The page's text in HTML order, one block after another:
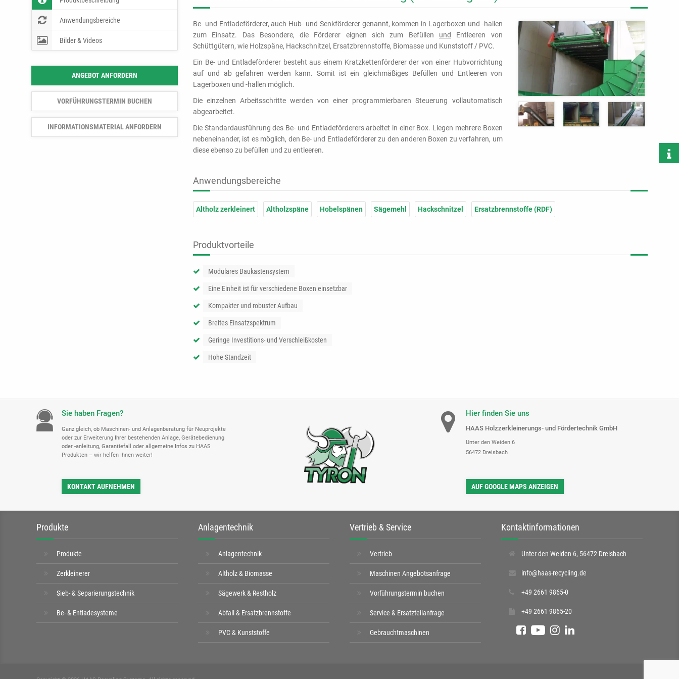
Anwendungsbereiche
Bilder & Videos
ANGEBOT ANFORDERN
VORFÜHRUNGSTERMIN BUCHEN
INFORMATIONSMATERIAL ANFORDERN
Be- und Entladeförderer, auch Hub- und Senkförderer genannt, kommen in Lagerboxen und -hallen
zum Einsatz. Das Besondere, die Förderer eignen sich zum Befüllen und
Entleeren von
Schüttgütern, wie Holzspäne, Hackschnitzel, Ersatzbrennstoffe, Biomasse und Kunststoff / PVC.
Ein Be- und Entladeförderer besteht aus einem Kratzkettenförderer der von einer Hubvorrichtung
auf und ab gefahren werden kann. Somit ist ein gleichmäßiges Befüllen und Entleeren von
Lagerboxen und -hallen möglich.
Die einzelnen Arbeitsschritte werden von einer programmierbaren Steuerung vollautomatisch
abgearbeitet.
Die Standardausführung des Be- und Entladeförderers arbeitet in einer Box. Liegen mehrere Boxen
nebeneinander, ist es möglich, den Be- und Entladeförderer zu den anderen Boxen zu verfahren, um
diese ebenso zu befüllen und zu entleeren.
Anwendungsbereiche
Altholz zerkleinert Altholzspäne Hobelspänen Sägemehl Hackschnitzel Ersatzbrennstoffe (RDF)
Produktvorteile
Modulares Baukastensystem
Eine Einheit ist für verschiedene Boxen einsetzbar
Kompakter und robuster Aufbau
Breites Einsatzspektrum
Geringe Investitions- und Verschleißkosten
Hohe Standzeit
Sie haben Fragen?
Ganz gleich, ob Maschinen- und Anlagenberatung für Neuprojekte
oder zur Erweiterung Ihrer bestehenden Anlage, Gerätebedienung
oder -anleitung, Garantiefall oder allgemeine Infos zu HAAS
Produkten – wir helfen Ihnen weiter!
KONTAKT AUFNEHMEN
Hier finden Sie uns
HAAS Holzzerkleinerungs- und Fördertechnik GmbH
Unter den Weiden 6
56472 Dreisbach
AUF GOOGLE MAPS ANZEIGEN
Produkte
Produkte
Zerkleinerer
Sieb- & Separierungstechnik
Be- & Entladesysteme
Anlagentechnik
Anlagentechnik
Altholz & Biomasse
Sägewerk & Restholz
Abfall & Ersatzbrennstoffe
PVC & Kunststoffe
Vertrieb & Service
Vertrieb
Maschinen Angebotsanfrage
Vorführungstermin buchen
Service & Ersatzteilanfrage
Gebrauchtmaschinen
Kontaktinformationen
Unter den Weiden 6, 56472 Dreisbach
info@haas-recycling.de
+49 2661 9865-0
+49 2661 9865-20